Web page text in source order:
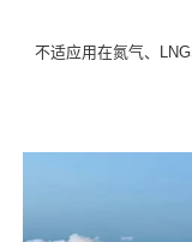
不适应用在氮气、